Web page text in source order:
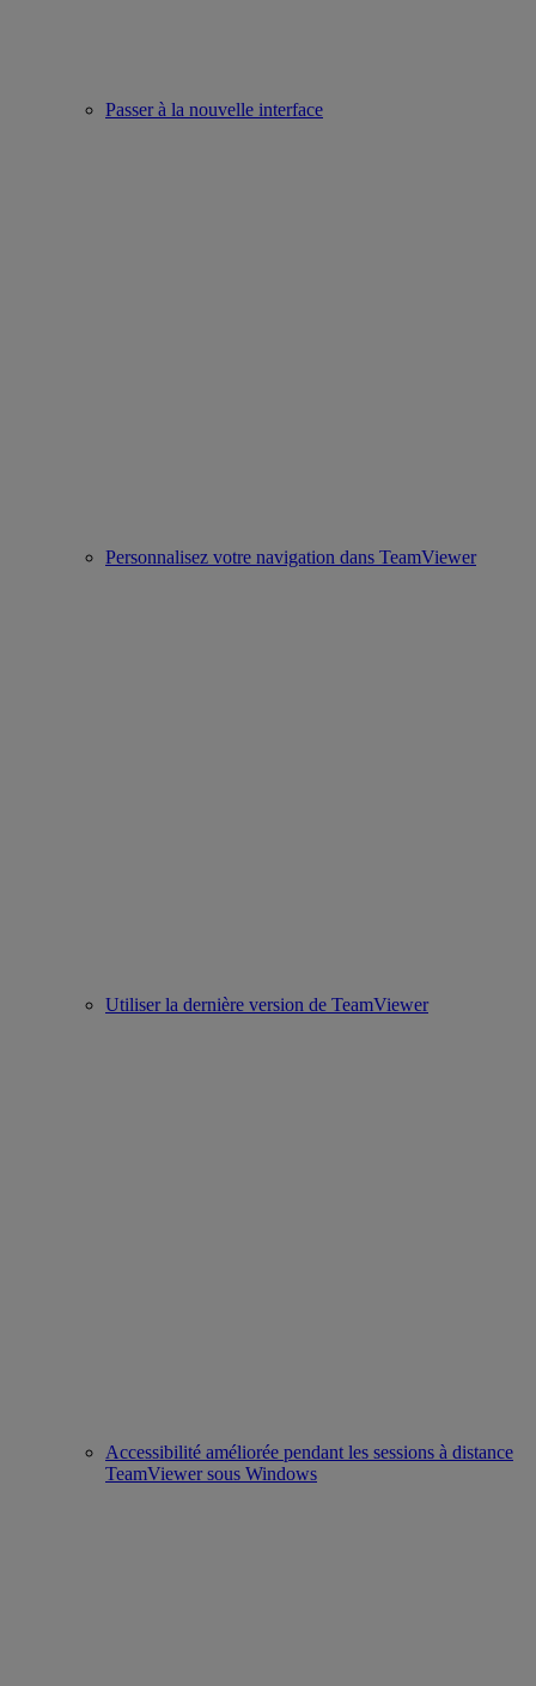
Passer à la nouvelle interface
Personnalisez votre navigation dans TeamViewer
Utiliser la dernière version de TeamViewer
Accessibilité améliorée pendant les sessions à distance
TeamViewer sous Windows